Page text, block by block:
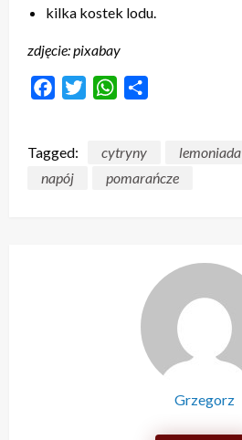
kilka kostek lodu.
zdjęcie: pixabay
FacebookTwitterWhatsApp
Tagged: cytryny lemoniada
napój
pomarańcze
Grzegorz